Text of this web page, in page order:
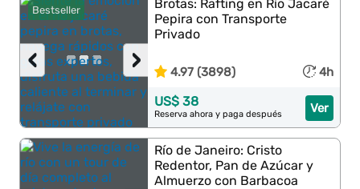
Bestseller
›
‹
Brotas: Rafting en Río Jacaré
Pepira con Transporte
Privado
4.97 (3898) 4h
Ver
US$ 38
Reserva ahora y paga después
Río de Janeiro: Cristo
Redentor, Pan de Azúcar y
Almuerzo con Barbacoa